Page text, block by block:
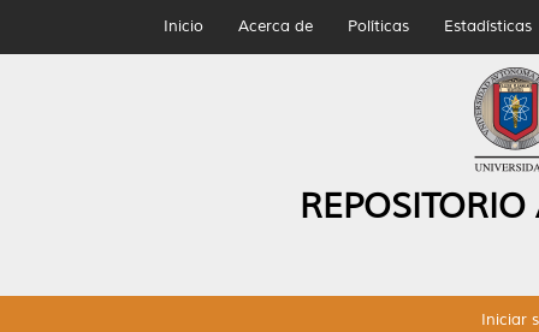
Inicio Acerca de Políticas Estadísticas
Iniciar